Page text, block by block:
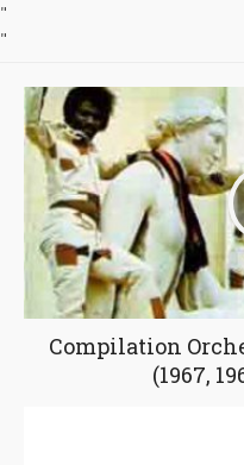
"
"
Compilation
(1967,